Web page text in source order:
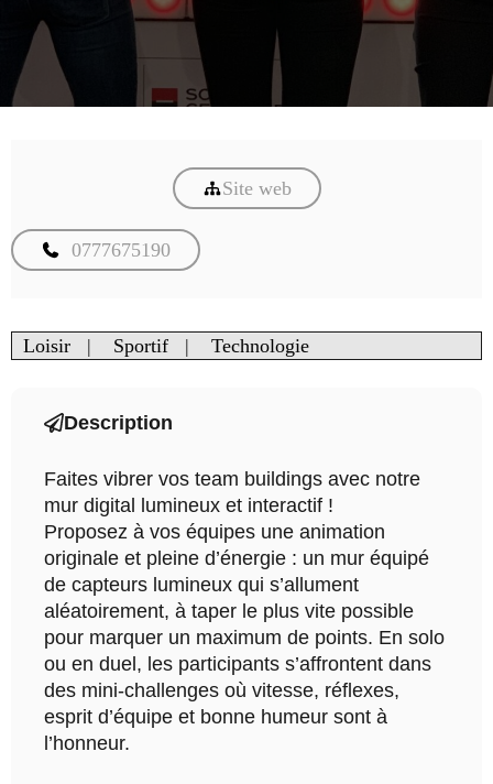
Site web
0777675190
Loisir | Sportif | Technologie
Description
Faites vibrer vos team buildings avec notre
mur digital lumineux et interactif !
Proposez à vos équipes une animation
originale et pleine d’énergie : un mur équipé
de capteurs lumineux qui s’allument
aléatoirement, à taper le plus vite possible
pour marquer un maximum de points. En solo
ou en duel, les participants s’affrontent dans
des mini-challenges où vitesse, réflexes,
esprit d’équipe et bonne humeur sont à
l’honneur.